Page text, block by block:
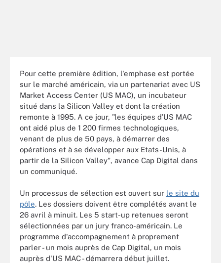
Pour cette première édition, l'emphase est portée
sur le marché américain, via un partenariat avec US
Market Access Center (US MAC), un incubateur
situé dans la Silicon Valley et dont la création
remonte à 1995. A ce jour, "les équipes d’US MAC
ont aidé plus de 1 200 firmes technologiques,
venant de plus de 50 pays, à démarrer des
opérations et à se développer aux Etats-Unis, à
partir de la Silicon Valley", avance Cap Digital dans
un communiqué.
Un processus de sélection est ouvert sur le site du
pôle. Les dossiers doivent être complétés avant le
26 avril à minuit. Les 5 start-up retenues seront
sélectionnées par un jury franco-américain. Le
programme d'accompagnement à proprement
parler - un mois auprès de Cap Digital, un mois
auprès d'US MAC - démarrera début juillet.